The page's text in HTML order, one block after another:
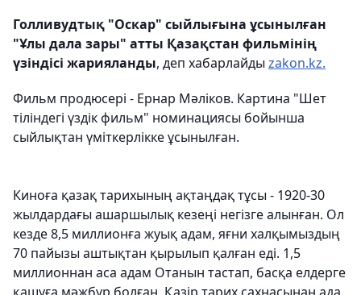
Голливудтық "Оскар" сыйлығына ұсынылған
"Ұлы дала зары" атты Қазақстан фильмінің
үзіндісі жарияланды, деп хабарлайды zakon.kz.
Фильм продюсері - Ернар Мәліков. Картина "Шет
тіліндегі үздік фильм" номинациясы бойынша
сыйлықтан үміткерлікке ұсынылған.
Киноға қазақ тарихының ақтаңдақ тұсы - 1920-30
жылдардағы ашаршылық кезеңі негізге алынған. Ол
кезде 8,5 миллионға жуық адам, яғни халқымыздың
70 пайызы аштықтан қырылып қалған еді. 1,5
миллионнан аса адам Отанын тастап, басқа елдерге